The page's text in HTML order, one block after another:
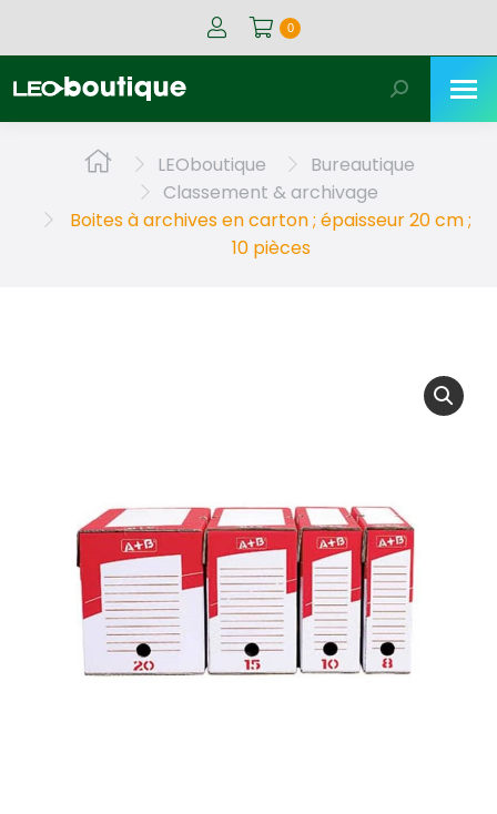
0
Recherche
:
Vous êtes ici :
LEOboutique
Bureautique
Classement & archivage
Boites à archives en carton ; épaisseur 20 cm ;
10 pièces